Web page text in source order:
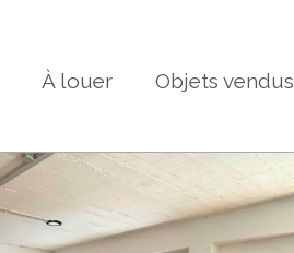
À louer Objets vendus